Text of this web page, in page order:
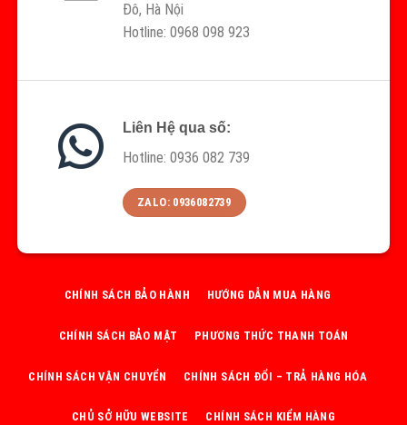
Đô, Hà Nội
Hotline: 0968 098 923
Liên Hệ qua số:
Hotline: 0936 082 739
ZALO: 0936082739
CHÍNH SÁCH BẢO HÀNH HƯỚNG DẪN MUA HÀNG
CHÍNH SÁCH BẢO MẬT PHƯƠNG THỨC THANH TOÁN
CHÍNH SÁCH VẬN CHUYỂN CHÍNH SÁCH ĐỔI – TRẢ HÀNG HÓA
CHỦ SỞ HỮU WEBSITE CHÍNH SÁCH KIỂM HÀNG